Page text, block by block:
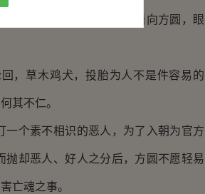
己之私。李隆基也扭头看向方圆，眼
草木鸡犬，投胎为人不是件容易的
其不仁。
个素不相识的恶人，为了入朝为官方
抛却恶人、好人之分后，方圆不愿轻易
亡魂之事。